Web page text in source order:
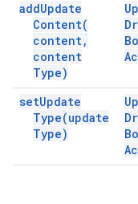
addUpdate
Content(
content,
content
Type)
setUpdate
Type(update
Type)